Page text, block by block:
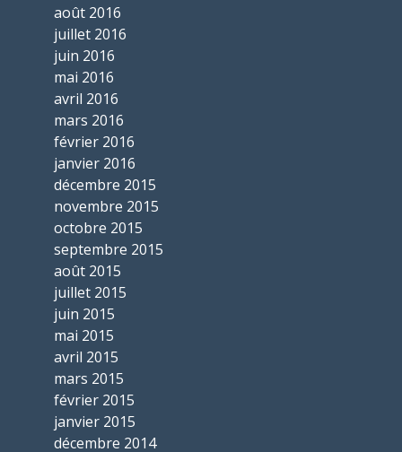
août 2016
juillet 2016
juin 2016
mai 2016
avril 2016
mars 2016
février 2016
janvier 2016
décembre 2015
novembre 2015
octobre 2015
septembre 2015
août 2015
juillet 2015
juin 2015
mai 2015
avril 2015
mars 2015
février 2015
janvier 2015
décembre 2014